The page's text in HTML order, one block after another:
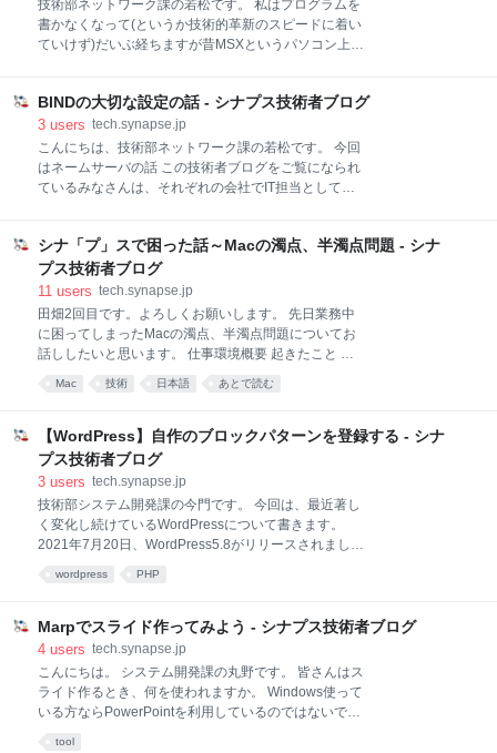
モード(Dev Mode）を使う 2.プラグインを使ってデザ
インをHTML/CSSへ変換する 試したプラグイン プラ
グインの使い方 プラグインで変換した結果 3.AIに
まとめ Figmaとは Figmaとはウェブ上で使えるデザイ
ンツールです。 Fig
技術部ネットワーク課の若松です。 私はプログラムを
書かなくなって(というか技術的革新のスピードに着い
ていけず)だいぶ経ちますが昔MSXというパソコン上
について説明したいと思います。 「〇〇とは？」的な
説明が最初続きますがご容赦ください。 MSX MSXと
は Z80 Z80とは Z80のレジスタ構成 Z80の命令群 アセ
ンブラ マシン語とは アセンブラとは 簡単なプログラ
ムを書いてみる MSXPen 入力した文字の文字コードを
MSXとは MSX（エム・エス・エックス）とは、1983
年に米マイクロソフトとアスキーによって提唱された
8ビット・16ビットのパソコンの共通規格の名称で
す。 詳しく
BINDの大切な設定の話 - シナプス技術者ブログ
3 users tech.synapse.jp
こんにちは、技術部ネットワーク課の若松です。 今回
はネームサーバの話 この技術者ブログをご覧になられ
ているみなさんは、それぞれの会社でIT担当としてサ
DNSサーバなどがありますが、結構小難しいのがDNS
サーバではないかと思います。 今回は、ネームサーバ
の中でも最もメジャーなBINDの大切な基本設定につい
て解説したいと思います。 BINDとは named.confとは
named.confの重要な設定 acl recursion allow-query
allow-query-cache allow-recursion 権威サーバの場合
とキャッシュDNSサーバと兼用する場合 オープンリゾ
シナ「プ」スで困った話～Macの濁点、半濁点問題 - シナ
プス技術者ブログ
11 users tech.synapse.jp
田畑2回目です。よろしくお願いします。 先日業務中
に困ってしまったMacの濁点、半濁点問題についてお
話ししたいと思います。 仕事環境概要 起きたこと 試
してみたこと Macの濁点、半濁点問題 シナフスだった
ら… 仕事環境概要 現在WindowsとMacを二台使って
内との情報のやり取りや、ExcelやWordなどを使う作
業などに使っています。 Mac（macOS Mojave)では
VScodeやAdobeXDやIllustratorなどを使ってサイトの
ファイルのバージョン管理を行っています。 二台体制
になったのはここ1年くらい。その前はWindowsのみ
使ってました。 起きたこと 社内からPDFファイルの差
し替え依頼あり。ファイル名は「シナプス○○申込
Mac 技術 日本語 あとで読む
【WordPress】自作のブロックパターンを登録する - シナ
プス技術者ブログ
3 users tech.synapse.jp
技術部システム開発課の今門です。 今回は、最近著し
く変化し続けているWordPressについて書きます。
2021年7月20日、WordPress5.8がリリースされまし
ィジェットがブロックエディタに移行されたりと、け
いてはまだまだ洗練されておらず、様子を見てみよう
という方が多いのではないでしょうか？ 一方で、ちょ
っと前のアップデート時には「まだまだだな・・」と
いうレベルではあったけれども、だいぶ洗練されてき
たかなという機能もあります。 今回紹介する「ブロッ
ことができそうです。 ブロックパターンとは デフォル
wordpress PHP
Marpでスライド作ってみよう - シナプス技術者ブログ
4 users tech.synapse.jp
こんにちは。 システム開発課の丸野です。 皆さんはス
ライド作るとき、何を使われますか。 Windows使って
いる方ならPowerPointを利用しているのではないでし
tool